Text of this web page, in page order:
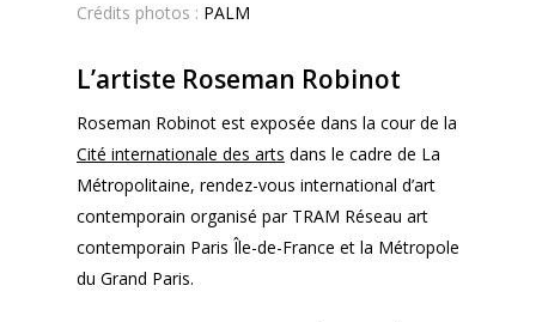
Crédits photos : PALM
L’artiste Roseman Robinot
Roseman Robinot est exposée dans la cour de la
Cité internationale des arts dans le cadre de La
Métropolitaine, rendez-vous international d’art
contemporain organisé par TRAM Réseau art
contemporain Paris Île-de-France et la Métropole
du Grand Paris.